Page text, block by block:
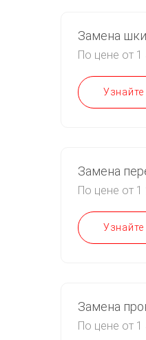
Замена
По цене от 1
Замена
По цене от 1
Замена
По цене от 1